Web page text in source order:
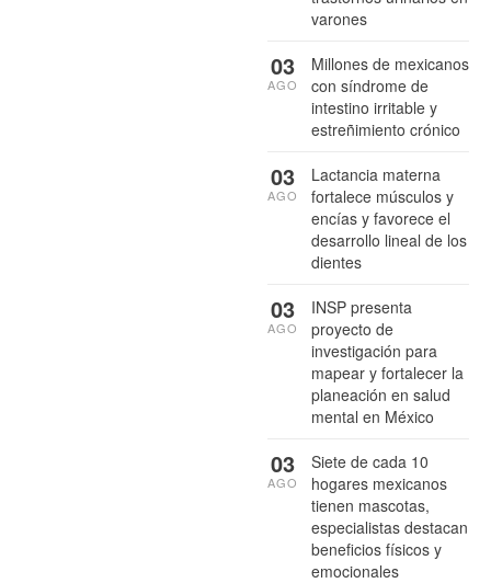
varones
Millones de mexicanos
con síndrome de
intestino irritable y
estreñimiento crónico
03
AGO
Lactancia materna
fortalece músculos y
encías y favorece el
desarrollo lineal de los
dientes
03
AGO
INSP presenta
proyecto de
investigación para
mapear y fortalecer la
planeación en salud
mental en México
03
AGO
Siete de cada 10
hogares mexicanos
tienen mascotas,
especialistas destacan
beneficios físicos y
emocionales
03
AGO